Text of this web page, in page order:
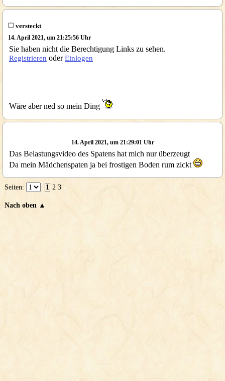
versteckt
14. April 2021, um 21:25:56 Uhr
Sie haben nicht die Berechtigung Links zu sehen.
Registrieren oderEinlogen
Wäre aber ned so mein Ding
14. April 2021, um 21:29:01 Uhr
Das Belastungsvideo des Spatens hat mich nur überzeugt
Da mein Mädchenspaten ja bei frostigen Boden rum zickt
Seiten: 1 2 3
Nach oben ▲